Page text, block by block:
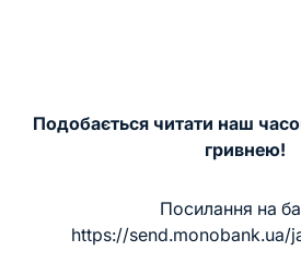
Подобається читати наш
гривнею!
Посилання на
https://send.monobank.ua/